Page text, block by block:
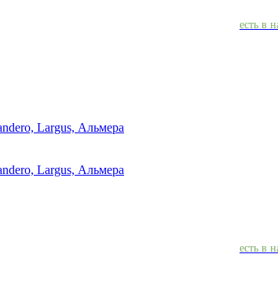
есть в
Largus, Альмера
Largus, Альмера
есть в